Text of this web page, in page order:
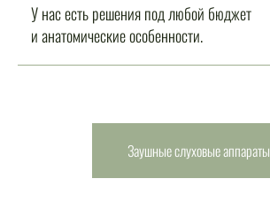
У нас есть решения под любой бюджет
и анатомические особенности.
Заушные слуховые аппараты